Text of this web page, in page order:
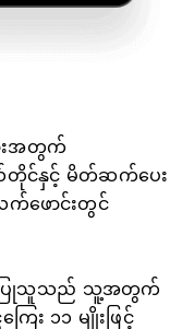
းအတွက်
တိုင်နှင့် မိတ်ဆက်ပေး
က်ဖောင်းတွင်
းပြုသူသည် သူ့အတွက်
း ၁၁ မျိုးဖြင့်